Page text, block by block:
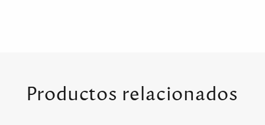
Productos relacionados